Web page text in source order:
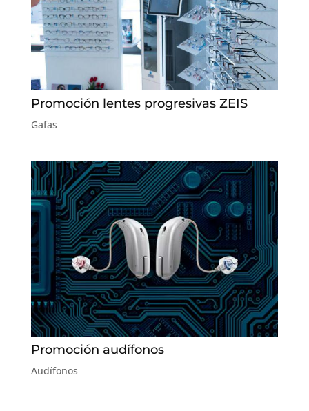
Promoción lentes progresivas ZEIS
Gafas
Promoción audífonos
Audífonos